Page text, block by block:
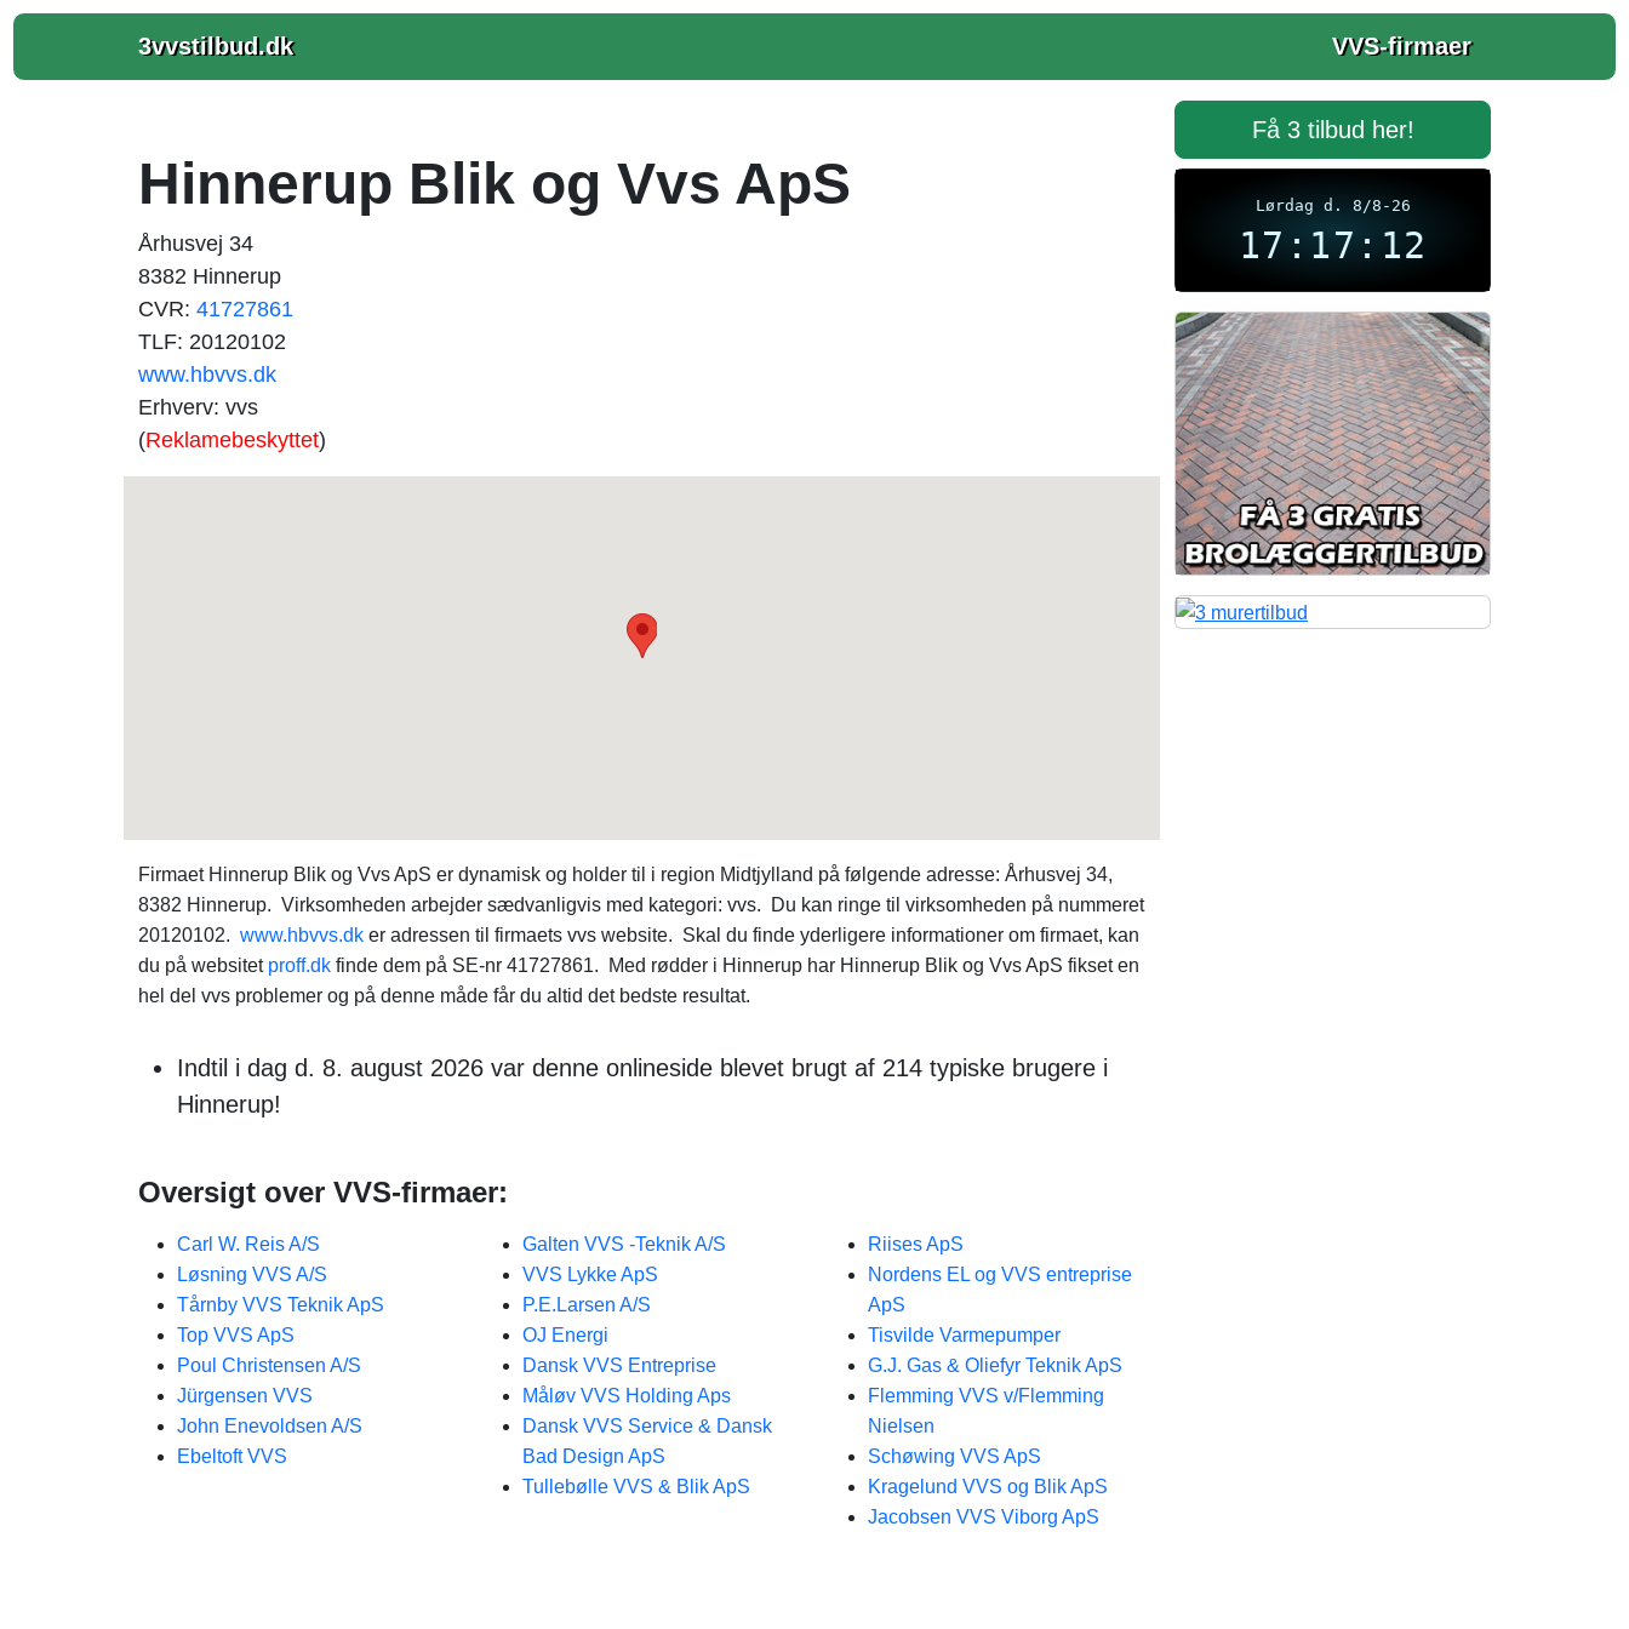
3vvstilbud.dk VVS-firmaer
Hinnerup Blik og Vvs ApS
Århusvej 34
8382 Hinnerup
CVR: 41727861
TLF: 20120102
www.hbvvs.dk
Erhverv: vvs
(Reklamebeskyttet)
Firmaet Hinnerup Blik og Vvs ApS er dynamisk og holder til i region Midtjylland på følgende adresse: Århusvej 34,
8382 Hinnerup. Virksomheden arbejder sædvanligvis med kategori: vvs. Du kan ringe til virksomheden på nummeret
20120102. www.hbvvs.dk er adressen til firmaets vvs website. Skal du finde yderligere informationer om firmaet, kan
du på websitet proff.dk finde dem på SE-nr 41727861. Med rødder i Hinnerup har Hinnerup Blik og Vvs ApS fikset en
hel del vvs problemer og på denne måde får du altid det bedste resultat.
Indtil i dag d. 8. august 2026 var denne onlineside blevet brugt af 214 typiske brugere i
Hinnerup!
Oversigt over VVS-firmaer:
Carl W. Reis A/S
Løsning VVS A/S
Tårnby VVS Teknik ApS
Top VVS ApS
Poul Christensen A/S
Jürgensen VVS
John Enevoldsen A/S
Ebeltoft VVS
Galten VVS -Teknik A/S
VVS Lykke ApS
P.E.Larsen A/S
OJ Energi
Dansk VVS Entreprise
Måløv VVS Holding Aps
Dansk VVS Service & Dansk
Bad Design ApS​
Tullebølle VVS & Blik ApS
Riises ApS
Nordens EL og VVS entreprise
ApS
Tisvilde Varmepumper
G.J. Gas & Oliefyr Teknik ApS
Flemming VVS v/Flemming
Nielsen
Schøwing VVS ApS
Kragelund VVS og Blik ApS
Jacobsen VVS Viborg ApS
Få 3 tilbud her!
Lørdag d. 8/8-26
17:17:12